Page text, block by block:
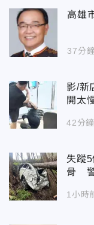
高雄
37分
影/新
開太
42分
失蹤
骨
1小時